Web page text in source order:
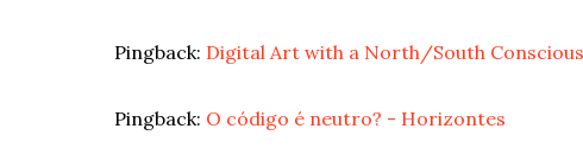
Pingback: Digital Art with a North/South
Pingback: O código é neutro? - Horizontes